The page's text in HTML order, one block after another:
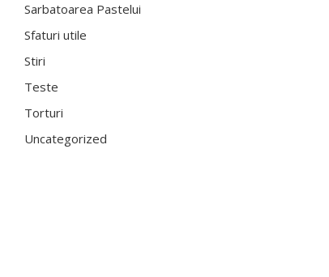
Sarbatoarea Pastelui
Sfaturi utile
Stiri
Teste
Torturi
Uncategorized